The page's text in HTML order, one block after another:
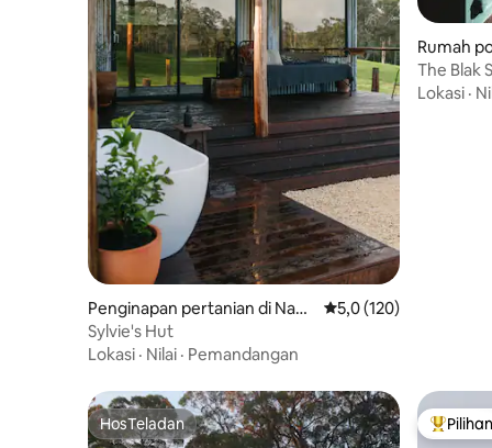
Penginapan pertanian di Nann
up
Nilai rata-rata 5,0 dari
5,0 (120)
Sylvie's Hut
Lokasi · Nilai · Pemandangan
Rumah
The Blak
Montville
Lokasi ·
HosTeladan
HosTeladan Pilihan